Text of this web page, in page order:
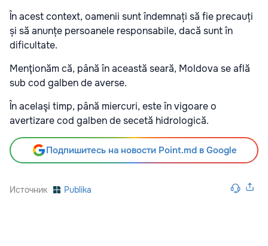
În acest context, oamenii sunt îndemnați să fie precauți
și să anunțe persoanele responsabile, dacă sunt în
dificultate.
Menţionăm că, până în această seară, Moldova se află
sub cod galben de averse.
În acelaşi timp, până miercuri, este în vigoare o
avertizare cod galben de secetă hidrologică.
Подпишитесь на новости Point.md в Google
Источник Publika